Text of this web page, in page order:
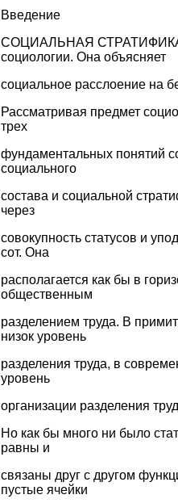
Введение
СОЦИАЛЬНАЯ
социологии. Она объясняет
социальное расслоение на
Рассматривая предмет
трех
фундаментальных понятий
социального
состава и социальной
через
совокупность статусов и
сот. Она
располагается как бы в
общественным
разделением труда. В
низок уровень
разделения труда, в
уровень
организации разделения
Но как бы много ни было
равны и
связаны друг с другом
пустые ячейки